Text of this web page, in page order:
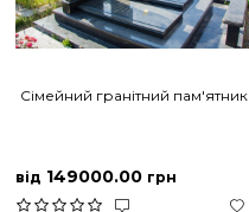
Сімейний гранітний пам'ятник
від 149000.00 грн